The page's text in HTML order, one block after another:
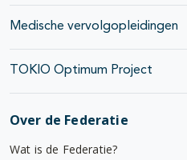
Medische vervolgopleidingen
TOKIO Optimum Project
Over de Federatie
Wat is de Federatie?